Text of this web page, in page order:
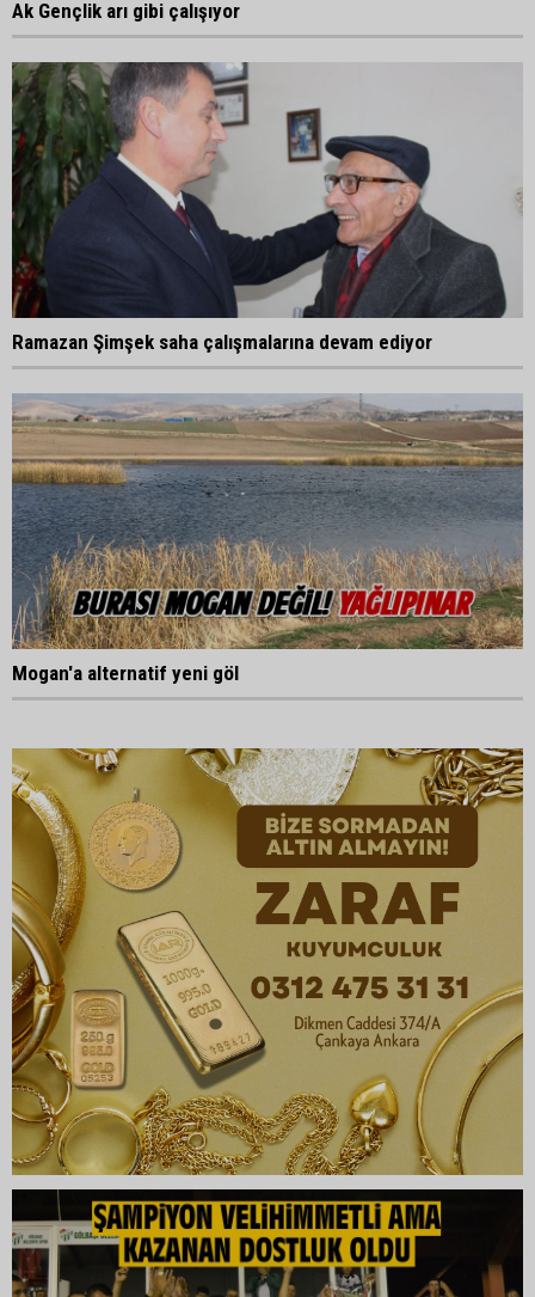
Ak Gençlik arı gibi çalışıyor
Ramazan Şimşek saha çalışmalarına devam ediyor
Mogan'a alternatif yeni göl